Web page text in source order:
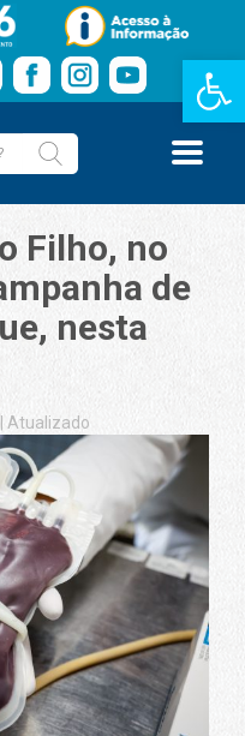
Barra de
Filho, no
de
nesta
Atualizado